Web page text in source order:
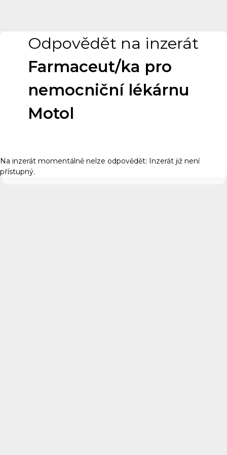
Odpovědět na inzerát
Farmaceut/ka pro
nemocniční lékárnu
Motol
Na inzerát momentálně nelze odpovědět: Inzerát již není
přístupný.